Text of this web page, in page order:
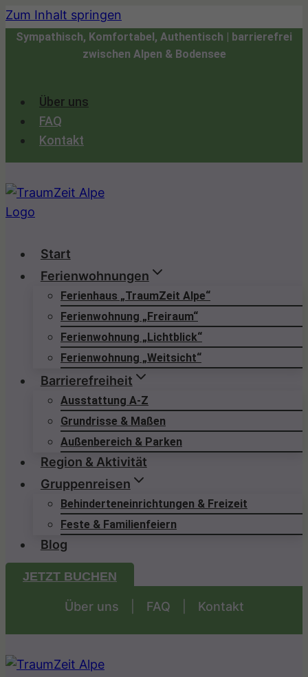
Zum Inhalt springen
Sympathisch, Komfortabel, Authentisch | barrierefrei
zwischen Alpen & Bodensee
Über uns
FAQ
Kontakt
Start
Ferienwohnungen
Ferienhaus „TraumZeit Alpe“
Ferienwohnung „Freiraum“
Ferienwohnung „Lichtblick“
Ferienwohnung „Weitsicht“
Barrierefreiheit
Ausstattung A-Z
Grundrisse & Maßen
Außenbereich & Parken
Region & Aktivität
Gruppenreisen
Behinderteneinrichtungen & Freizeit
Feste & Familienfeiern
Blog
JETZT BUCHEN
Über uns FAQ Kontakt